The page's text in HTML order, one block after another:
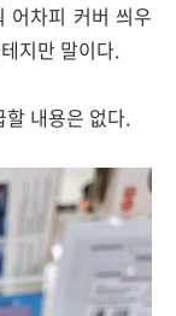
어차피 커버 씌우
지만 말이다.
내용은 없다.